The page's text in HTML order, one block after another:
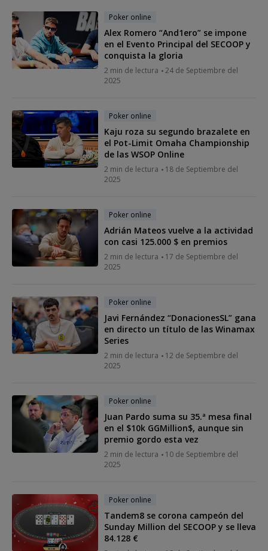
Poker online
Alex Romero “And1ero” se impone
en el Evento Principal del SECOOP y
conquista la gloria
2 min de lectura
24 de Septiembre del
2025
Poker online
Kaju roza su segundo brazalete en
el Pot-Limit Omaha Championship
de las WSOP Online
2 min de lectura
18 de Septiembre del
2025
Poker online
Adrián Mateos vuelve a la actividad
con casi 125.000 $ en premios
2 min de lectura
17 de Septiembre del
2025
Poker online
Javi Fernández “DonacionesSL” gana
en directo un título de las Winamax
Series
2 min de lectura
12 de Septiembre del
2025
Poker online
Juan Pardo suma su 35.ª mesa final
en el $10k GGMillion$, aunque sin
premio gordo esta vez
2 min de lectura
10 de Septiembre del
2025
Poker online
Tandem8 se corona campeón del
Sunday Million del SECOOP y se lleva
84.128 €